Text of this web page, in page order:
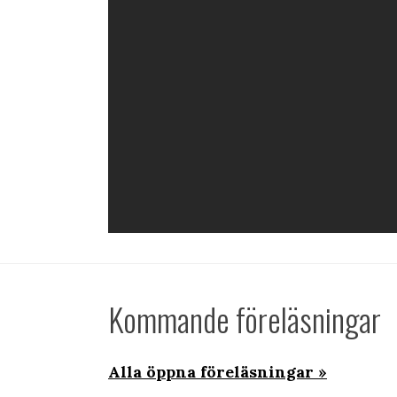
Kommande föreläsningar
Alla öppna föreläsningar